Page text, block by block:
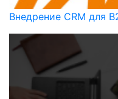
Внедрение CRM для